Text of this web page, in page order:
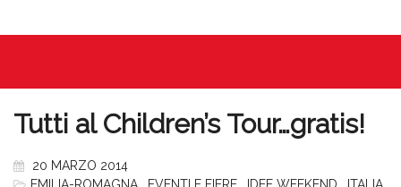
Tutti al Children’s Tour…gratis!
20 MARZO 2014